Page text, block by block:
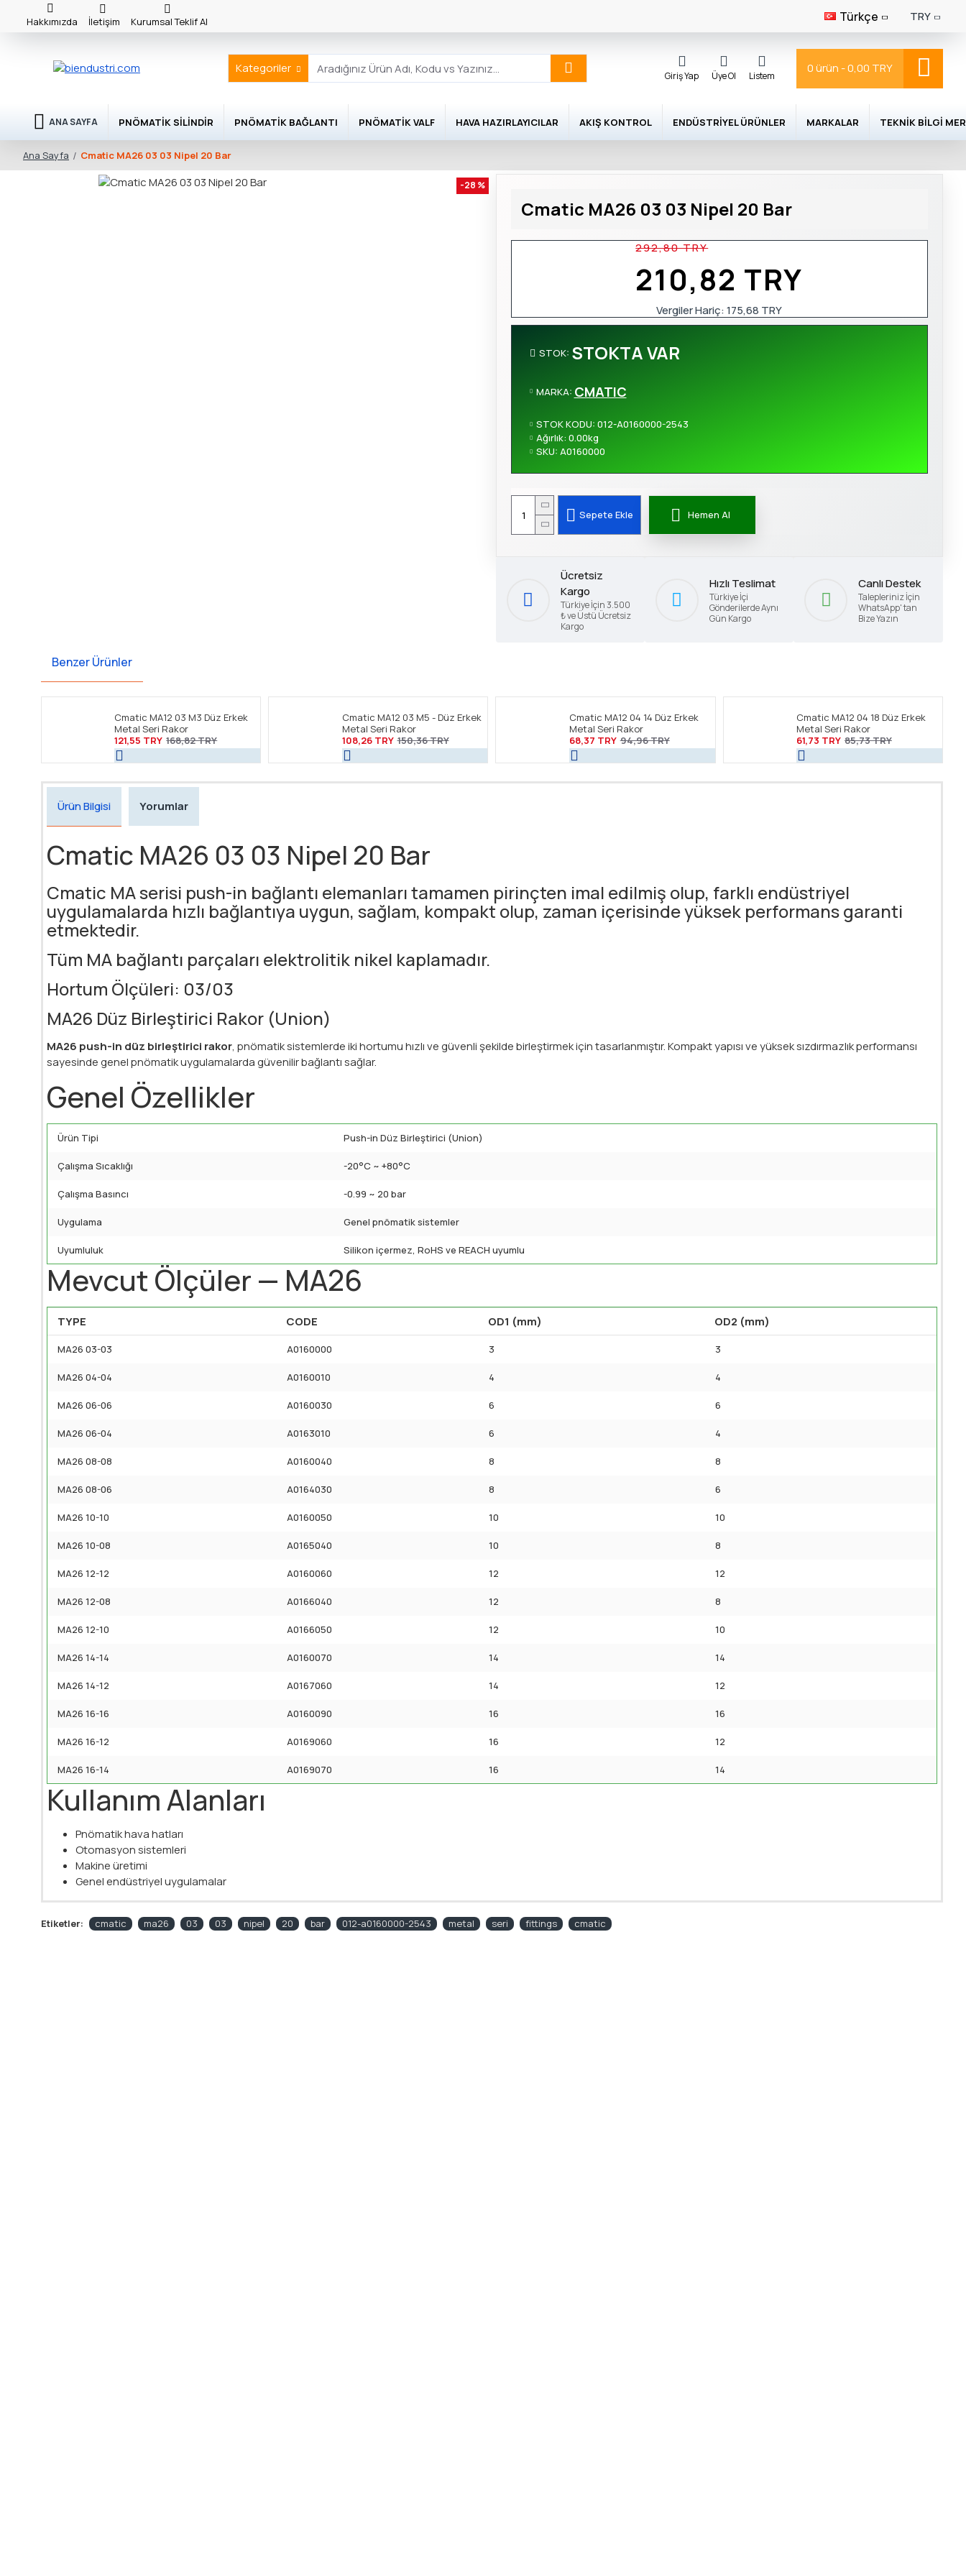
Hakkımızda İletişim Kurumsal Teklif Al Türkçe TRY
Kategoriler
Giriş Yap Üye Ol Listem
0 ürün - 0,00 TRY
ANA SAYFA PNÖMATIK SILINDIR PNÖMATIK BAĞLANTI PNÖMATIK VALF HAVA HAZIRLAYICILAR AKIŞ KONTROL ENDÜSTRIYEL ÜRÜNLER MARKALAR TEKNIK BILGI
Ana Sayfa Cmatic MA26 03 03 Nipel 20 Bar
-28 %
Cmatic MA26 03 03 Nipel 20 Bar
STOK: STOKTA VAR
MARKA: CMATIC
STOK KODU: 012-A0160000-2543
Ağırlık: 0.00kg
SKU: A0160000
210,82 TRY
292,80 TRY
Vergiler Hariç:175,68 TRY
Sepete Ekle Hemen Al
Ücretsiz
Kargo
Türkiye İçin 3.500
₺ ve Üstü Ücretsiz
Kargo
Hızlı Teslimat
Türkiye İçi
Gönderilerde Aynı
Gün Kargo
Canlı Destek
Talepleriniz İçin
WhatsApp' tan
Bize Yazın
Benzer Ürünler
Cmatic MA12 03 M3 Düz Erkek
Metal Seri Rakor
121,55 TRY 168,82 TRY
Cmatic MA12 03 M5 - Düz Erkek
Metal Seri Rakor
108,26 TRY 150,36 TRY
Cmatic MA12 04 14 Düz Erkek
Metal Seri Rakor
68,37 TRY 94,96 TRY
Cmatic MA12 04 18 Düz Erkek
Metal Seri Rakor
61,73 TRY 85,73 TRY
Ürün Bilgisi Yorumlar
Cmatic MA26 03 03 Nipel 20 Bar
Cmatic MA serisi push-in bağlantı elemanları tamamen pirinçten imal edilmiş olup, farklı endüstriyel
uygulamalarda hızlı bağlantıya uygun, sağlam, kompakt olup, zaman içerisinde yüksek performans garanti
etmektedir.
Tüm MA bağlantı parçaları elektrolitik nikel kaplamadır.
Hortum Ölçüleri: 03/03
MA26 Düz Birleştirici Rakor (Union)
MA26 push-in düz birleştirici rakor, pnömatik sistemlerde iki hortumu hızlı ve güvenli şekilde birleştirmek için tasarlanmıştır. Kompakt yapısı ve yüksek sızdırmazlık performansı
sayesinde genel pnömatik uygulamalarda güvenilir bağlantı sağlar.
Genel Özellikler
Ürün Tipi Push-in Düz Birleştirici (Union)
Çalışma Sıcaklığı -20°C ~ +80°C
Çalışma Basıncı -0.99 ~ 20 bar
Uygulama Genel pnömatik sistemler
Uyumluluk Silikon içermez, RoHS ve REACH uyumlu
Mevcut Ölçüler — MA26
TYPE CODE OD1 (mm) OD2 (mm)
MA26 03-03 A0160000 3 3
MA26 04-04 A0160010 4 4
MA26 06-06 A0160030 6 6
MA26 06-04 A0163010 6 4
MA26 08-08 A0160040 8 8
MA26 08-06 A0164030 8 6
MA26 10-10 A0160050 10 10
MA26 10-08 A0165040 10 8
MA26 12-12 A0160060 12 12
MA26 12-08 A0166040 12 8
MA26 12-10 A0166050 12 10
MA26 14-14 A0160070 14 14
MA26 14-12 A0167060 14 12
MA26 16-16 A0160090 16 16
MA26 16-12 A0169060 16 12
MA26 16-14 A0169070 16 14
Kullanım Alanları
Pnömatik hava hatları
Otomasyon sistemleri
Makine üretimi
Genel endüstriyel uygulamalar
Etiketler: cmatic ma26 03 03 nipel 20 bar 012-a0160000-2543 metal seri fittings cmatic